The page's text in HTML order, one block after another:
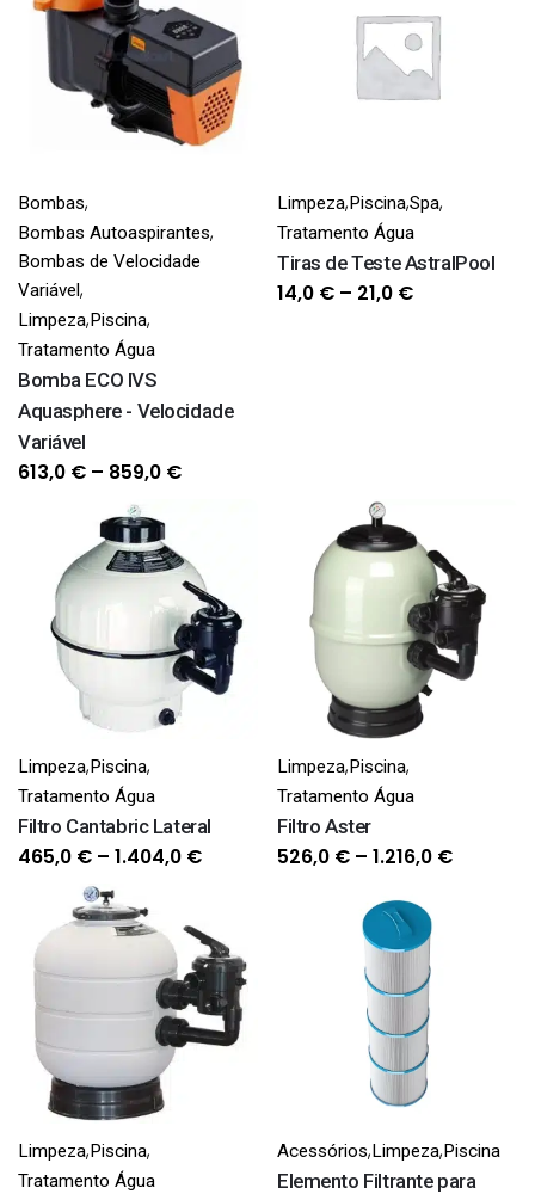
Bombas,
Bombas Autoaspirantes,
Bombas de Velocidade
Variável,
Limpeza,Piscina,
Tratamento Água
Bomba ECO IVS
Aquasphere - Velocidade
Variável
613,0 € – 859,0 €Price
through
859,0 €
Limpeza,Piscina,Spa,
Tratamento Água
Tiras de Teste AstralPool
14,0 € – 21,0 €Price
Limpeza,Piscina,
Tratamento Água
Filtro Cantabric Lateral
465,0 € – 1.404,0 €Price
through
1.404,0 €
Limpeza,Piscina,
Tratamento Água
Filtro Aster
526,0 € – 1.216,0 €Price
Limpeza,Piscina,
Tratamento Água
Acessórios,Limpeza,Piscina
Elemento Filtrante para